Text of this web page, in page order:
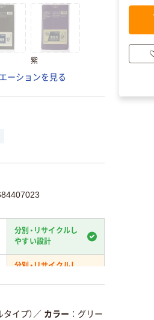
紫
ーションを見る
分別・リサイクルし
やすい設計
分別・リサイクルし
イプ） ／ カラー
グリー